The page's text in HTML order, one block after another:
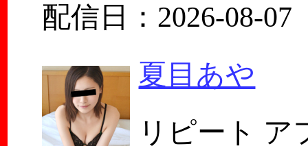
配信日：2026-08-07
夏目あや
リピート ア